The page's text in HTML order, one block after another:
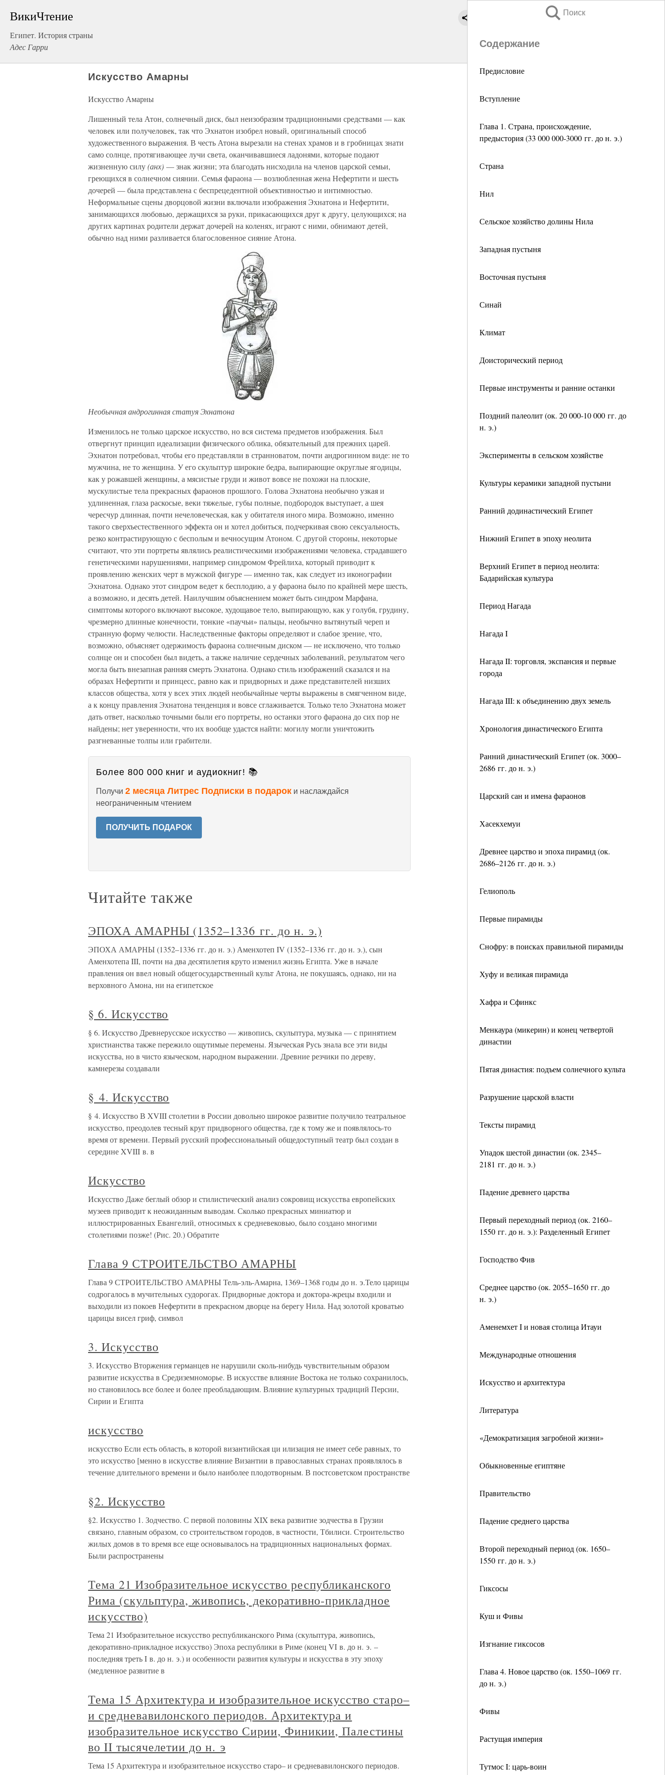
ВикиЧтение
Египет. История страны
Адес Гарри
Поиск
Содержание
Предисловие
Вступление
Глава 1. Страна, происхождение,
предыстория (33 000 000-3000 гг. до н. э.)
Страна
Нил
Сельское хозяйство долины Нила
Западная пустыня
Восточная пустыня
Синай
Климат
Доисторический период
Первые инструменты и ранние останки
Поздний палеолит (ок. 20 000-10 000 гг. до
н. э.)
Эксперименты в сельском хозяйстве
Культуры керамики западной пустыни
Ранний додинастический Египет
Нижний Египет в эпоху неолита
Верхний Египет в период неолита:
Бадарийская культура
Период Нагада
Нагада I
Нагада II: торговля, экспансия и первые
города
Нагада III: к объединению двух земель
Хронология династического Египта
Ранний династический Египет (ок. 3000–
2686 гг. до н. э.)
Царский сан и имена фараонов
Хасекхемуи
Древнее царство и эпоха пирамид (ок.
2686–2126 гг. до н. э.)
Гелиополь
Первые пирамиды
Снофру: в поисках правильной пирамиды
Хуфу и великая пирамида
Хафра и Сфинкс
Менкаура (микерин) и конец четвертой
династии
Пятая династия: подъем солнечного культа
Разрушение царской власти
Тексты пирамид
Упадок шестой династии (ок. 2345–
2181 гг. до н. э.)
Падение древнего царства
Первый переходный период (ок. 2160–
1550 гг. до н. э.): Разделенный Египет
Господство Фив
Среднее царство (ок. 2055–1650 гг. до
н. э.)
Аменемхет I и новая столица Итауи
Международные отношения
Искусство и архитектура
Литература
«Демократизация загробной жизни»
Обыкновенные египтяне
Правительство
Падение среднего царства
Второй переходный период (ок. 1650–
1550 гг. до н. э.)
Гиксосы
Куш и Фивы
Изгнание гиксосов
Глава 4. Новое царство (ок. 1550–1069 гг.
до н. э.)
Фивы
Растущая империя
Тутмос I: царь-воин
Искусство Амарны
Искусство Амарны
Лишенный тела Атон, солнечный диск, был неизобразим традиционными средствами — как
человек или получеловек, так что Эхнатон изобрел новый, оригинальный способ
художественного выражения. В честь Атона вырезали на стенах храмов и в гробницах знати
само солнце, протягивающее лучи света, оканчивавшиеся ладонями, которые подают
жизненную силу(анх) — знак жизни; эта благодать нисходила на членов царской семьи,
греющихся в солнечном сиянии. Семья фараона — возлюбленная жена Нефертити и шесть
дочерей — была представлена с беспрецедентной объективностью и интимностью.
Неформальные сцены дворцовой жизни включали изображения Эхнатона и Нефертити,
занимающихся любовью, держащихся за руки, прикасающихся друг к другу, целующихся; на
других картинах родители держат дочерей на коленях, играют с ними, обнимают детей,
обычно над ними разливается благословенное сияние Атона.
Необычная андрогинная статуя Эхнатона
Изменилось не только царское искусство, но вся система предметов изображения. Был
отвергнут принцип идеализации физического облика, обязательный для прежних царей.
Эхнатон потребовал, чтобы его представляли в странноватом, почти андрогинном виде: не то
мужчина, не то женщина. У его скульптур широкие бедра, выпирающие округлые ягодицы,
как у рожавшей женщины, а мясистые груди и живот вовсе не похожи на плоские,
мускулистые тела прекрасных фараонов прошлого. Голова Эхнатона необычно узкая и
удлиненная, глаза раскосые, веки тяжелые, губы полные, подбородок выступает, а шея
чересчур длинная, почти нечеловеческая, как у обитателя иного мира. Возможно, именно
такого сверхъестественного эффекта он и хотел добиться, подчеркивая свою сексуальность,
резко контрастирующую с бесполым и вечносущим Атоном. С другой стороны, некоторые
считают, что эти портреты являлись реалистическими изображениями человека, страдавшего
генетическими нарушениями, например синдромом Фрейлиха, который приводит к
проявлению женских черт в мужской фигуре — именно так, как следует из иконографии
Эхнатона. Однако этот синдром ведет к бесплодию, а у фараона было по крайней мере шесть,
а возможно, и десять детей. Наилучшим объяснением может быть синдром Марфана,
симптомы которого включают высокое, худощавое тело, выпирающую, как у голубя, грудину,
чрезмерно длинные конечности, тонкие «паучьи» пальцы, необычно вытянутый череп и
странную форму челюсти. Наследственные факторы определяют и слабое зрение, что,
возможно, объясняет одержимость фараона солнечным диском — не исключено, что только
солнце он и способен был видеть, а также наличие сердечных заболеваний, результатом чего
могла быть внезапная ранняя смерть Эхнатона. Однако стиль изображений сказался и на
образах Нефертити и принцесс, равно как и придворных и даже представителей низших
классов общества, хотя у всех этих людей необычайные черты выражены в смягченном виде,
а к концу правления Эхнатона тенденция и вовсе сглаживается. Только тело Эхнатона может
дать ответ, насколько точными были его портреты, но останки этого фараона до сих пор не
найдены; нет уверенности, что их вообще удастся найти: могилу могли уничтожить
разгневанные толпы или грабители.
Более 800 000 книг и аудиокниг! 📚
Получи 2 месяца Литрес Подписки в подарок и наслаждайся
неограниченным чтением
ПОЛУЧИТЬ ПОДАРОК
Читайте также
ЭПОХА АМАРНЫ (1352–1336 гг. до н. э.)
ЭПОХА АМАРНЫ (1352–1336 гг. до н. э.) Аменхотеп IV (1352–1336 гг. до н. э.), сын
Аменхотепа III, почти на два десятилетия круто изменил жизнь Египта. Уже в начале
правления он ввел новый общегосударственный культ Атона, не покушаясь, однако, ни на
верховного Амона, ни на египетское
§ 6. Искусство
§ 6. Искусство Древнерусское искусство — живопись, скульптура, музыка — с принятием
христианства также пережило ощутимые перемены. Языческая Русь знала все эти виды
искусства, но в чисто языческом, народном выражении. Древние резчики по дереву,
камнерезы создавали
§ 4. Искусство
§ 4. Искусство В XVIII столетии в России довольно широкое развитие получило театральное
искусство, преодолев тесный круг придворного общества, где к тому же и появлялось-то
время от времени. Первый русский профессиональный общедоступный театр был создан в
середине XVIII в. в
Искусство
Искусство Даже беглый обзор и стилистический анализ сокровищ искусства европейских
музеев приводит к неожиданным выводам. Сколько прекрасных миниатюр и
иллюстрированных Евангелий, относимых к средневековью, было создано многими
столетиями позже! (Рис. 20.) Обратите
Глава 9 СТРОИТЕЛЬСТВО АМАРНЫ
Глава 9 СТРОИТЕЛЬСТВО АМАРНЫ Тель-эль-Амарна, 1369–1368 годы до н. э.Тело царицы
содрогалось в мучительных судорогах. Придворные доктора и доктора-жрецы входили и
выходили из покоев Нефертити в прекрасном дворце на берегу Нила. Над золотой кроватью
царицы висел гриф, символ
3. Искусство
3. Искусство Вторжения германцев не нарушили сколь-нибудь чувствительным образом
развитие искусства в Средиземноморье. В искусстве влияние Востока не только сохранилось,
но становилось все более и более преобладающим. Влияние культурных традиций Персии,
Сирии и Египта
искусство
искусство Если есть область, в которой византийская ци илизация не имеет себе равных, то
это искусство [менно в искусстве влияние Византии в православных странах проявлялось в
течение длительного времени и было наиболее плодотворным. В постсоветском пространстве
§2. Искусство
§2. Искусство 1. Зодчество. С первой половины XIX века развитие зодчества в Грузии
связано, главным образом, со строительством городов, в частности, Тбилиси. Строительство
жилых домов в то время все еще основывалось на традиционных национальных формах.
Были распространены
Тема 21 Изобразительное искусство республиканского
Рима (скульптура, живопись, декоративно-прикладное
искусство)
Тема 21 Изобразительное искусство республиканского Рима (скульптура, живопись,
декоративно-прикладное искусство) Эпоха республики в Риме (конец VI в. до н. э. –
последняя треть I в. до н. э.) и особенности развития культуры и искусства в эту эпоху
(медленное развитие в
Тема 15 Архитектура и изобразительное искусство старо–
и средневавилонского периодов. Архитектура и
изобразительное искусство Сирии, Финикии, Палестины
во II тысячелетии до н. э
Тема 15 Архитектура и изобразительное искусство старо– и средневавилонского периодов.